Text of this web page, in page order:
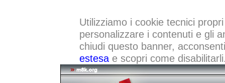
Utilizziamo i cookie tecnici
personalizzare i contenuti e gli
chiudi questo banner,
estesae scopri come